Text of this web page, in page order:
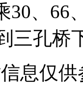
30、66
三孔桥
息仅